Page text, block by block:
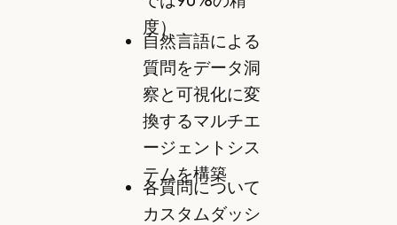
度）
自然言語による
質問をデータ洞
察と可視化に変
換するマルチエ
ージェントシス
テムを構築
各質問について
カスタムダッシ